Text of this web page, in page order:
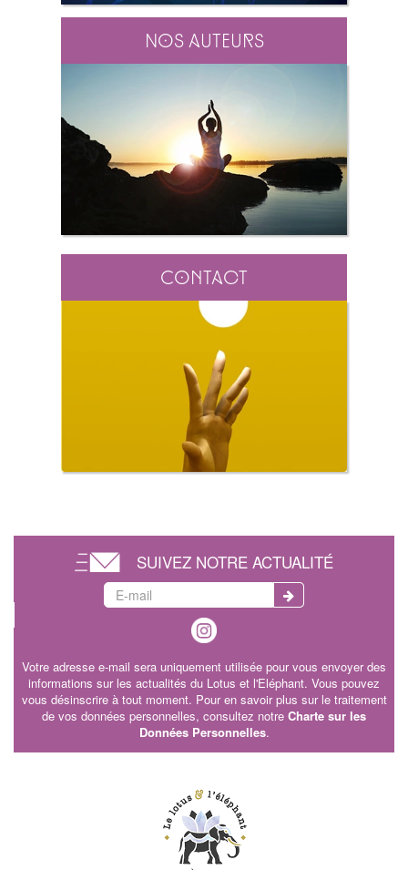
Nos auteurs
Contact
SUIVEZ NOTRE ACTUALITÉ
Votre adresse e-mail sera uniquement utilisée pour vous envoyer des
informations sur les actualités du Lotus et l'Eléphant. Vous pouvez
vous désinscrire à tout moment. Pour en savoir plus sur le traitement
de vos données personnelles, consultez notre Charte sur les
Données Personnelles.